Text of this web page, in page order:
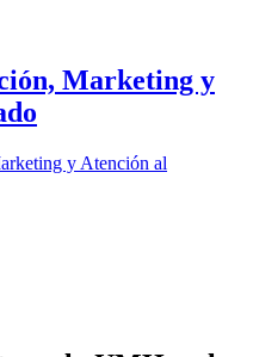
Marketing y
y Atención al